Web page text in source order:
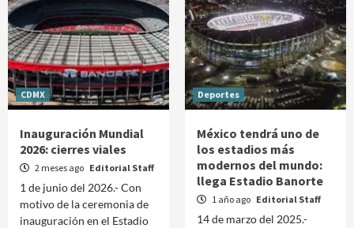
CDMX
Inauguración Mundial
2026: cierres viales
2 meses ago Editorial Staff
1 de junio del 2026.- Con
motivo de la ceremonia de
inauguración en el Estadio
Deportes
México tendrá uno de
los estadios más
modernos del mundo:
llega Estadio Banorte
1 año ago Editorial Staff
14 de marzo del 2025.-